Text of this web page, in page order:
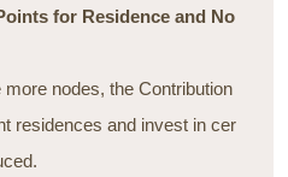
for Residence and No
nodes, the Contribution
residences and invest in cer